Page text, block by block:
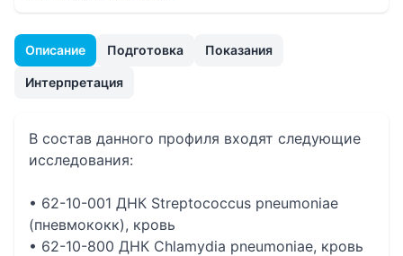
Описание Подготовка Показания
Интерпретация
В состав данного профиля входят следующие
исследования:
• 62-10-001 ДНК Streptococcus pneumoniae
(пневмококк), кровь
• 62-10-800 ДНК Chlamydia pneumoniae, кровь